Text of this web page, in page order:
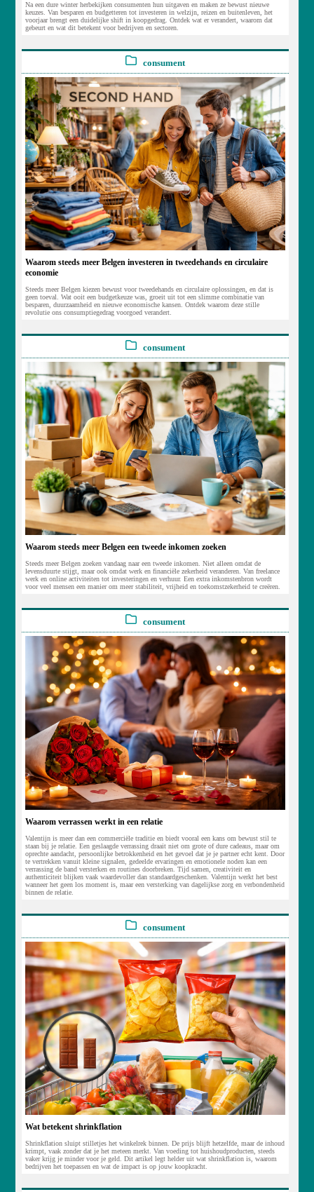
Na een dure winter herbekijken consumenten hun uitgaven en maken ze bewust nieuwe
keuzes. Van besparen en budgetteren tot investeren in welzijn, reizen en buitenleven, het
voorjaar brengt een duidelijke shift in koopgedrag. Ontdek wat er verandert, waarom dat
gebeurt en wat dit betekent voor bedrijven en sectoren.
consument
Waarom steeds meer Belgen investeren in tweedehands en circulaire
economie
Steeds meer Belgen kiezen bewust voor tweedehands en circulaire oplossingen, en dat is
geen toeval. Wat ooit een budgetkeuze was, groeit uit tot een slimme combinatie van
besparen, duurzaamheid en nieuwe economische kansen. Ontdek waarom deze stille
revolutie ons consumptiegedrag voorgoed verandert.
consument
Waarom steeds meer Belgen een tweede inkomen zoeken
Steeds meer Belgen zoeken vandaag naar een tweede inkomen. Niet alleen omdat de
levensduurte stijgt, maar ook omdat werk en financiële zekerheid veranderen. Van freelance
werk en online activiteiten tot investeringen en verhuur. Een extra inkomstenbron wordt
voor veel mensen een manier om meer stabiliteit, vrijheid en toekomstzekerheid te creëren.
consument
Waarom verrassen werkt in een relatie
Valentijn is meer dan een commerciële traditie en biedt vooral een kans om bewust stil te
staan bij je relatie. Een geslaagde verrassing draait niet om grote of dure cadeaus, maar om
oprechte aandacht, persoonlijke betrokkenheid en het gevoel dat je je partner echt kent. Door
te vertrekken vanuit kleine signalen, gedeelde ervaringen en emotionele noden kan een
verrassing de band versterken en routines doorbreken. Tijd samen, creativiteit en
authenticiteit blijken vaak waardevoller dan standaardgeschenken. Valentijn werkt het best
wanneer het geen los moment is, maar een versterking van dagelijkse zorg en verbondenheid
binnen de relatie.
consument
Wat betekent shrinkflation
Shrinkflation sluipt stilletjes het winkelrek binnen. De prijs blijft hetzelfde, maar de inhoud
krimpt, vaak zonder dat je het meteen merkt. Van voeding tot huishoudproducten, steeds
vaker krijg je minder voor je geld. Dit artikel legt helder uit wat shrinkflation is, waarom
bedrijven het toepassen en wat de impact is op jouw koopkracht.